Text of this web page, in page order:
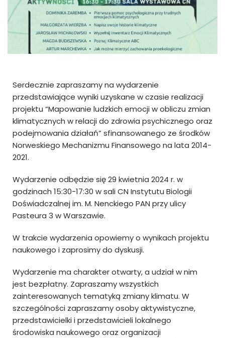
Serdecznie zapraszamy na wydarzenie
przedstawiające wyniki uzyskane w czasie realizacji
projektu “Mapowanie ludzkich emocji w obliczu zmian
klimatycznych w relacji do zdrowia psychicznego oraz
podejmowania działań” sfinansowanego ze środków
Norweskiego Mechanizmu Finansowego na lata 2014-
2021.
Wydarzenie odbędzie się 29 kwietnia 2024 r. w
godzinach 15:30-17:30 w sali CN Instytutu Biologii
Doświadczalnej im. M. Nenckiego PAN przy ulicy
Pasteura 3 w Warszawie.
W trakcie wydarzenia opowiemy o wynikach projektu
naukowego i zaprosimy do dyskusji.
Wydarzenie ma charakter otwarty, a udział w nim
jest bezpłatny. Zapraszamy wszystkich
zainteresowanych tematyką zmiany klimatu. W
szczególności zapraszamy osoby aktywistyczne,
przedstawicielki i przedstawicieli lokalnego
środowiska naukowego oraz organizacji